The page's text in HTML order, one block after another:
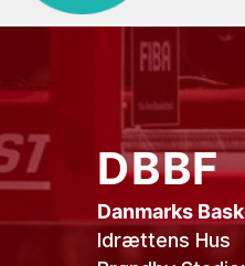
DBBF
Danmarks
Idrættens Hus